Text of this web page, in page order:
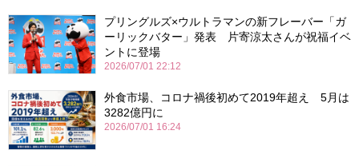
プリングルズ×ウルトラマンの新フレーバー「ガ
ーリックバター」発表 片寄涼太さんが祝福イベ
ントに登場
2026/07/01 22:12
外食市場、コロナ禍後初めて2019年超え 5月は
3282億円に
2026/07/01 16:24